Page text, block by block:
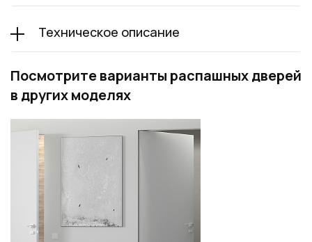
Техническое описание
Посмотрите варианты распашных дверей
в других моделях